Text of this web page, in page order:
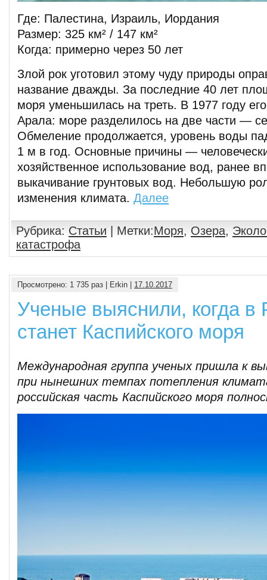
Где: Палестина, Израиль, Иордания
Размер: 325 км² / 147 км²
Когда: примерно через 50 лет
Злой рок уготовил этому чуду природы
название дважды. За последние 40 лет
моря уменьшилась на треть. В 1977 году его
Арала: море разделилось на две части —
Обмеление продолжается, уровень воды
1 м в год. Основные причины —
хозяйственное использование вод, ранее
выкачивание грунтовых вод. Небольшую
изменения климата. Далее
Рубрика: Статьи | Метки:Моря, Озера,
катастрофа
Просмотрено: 1 735 раз | Erkin | 17.10.2017
Ученые выяснили, когда в
станет Каспийского моря
Международная группа ученых пришла к
при нынешних темпах потепления
российская часть Каспийского моря